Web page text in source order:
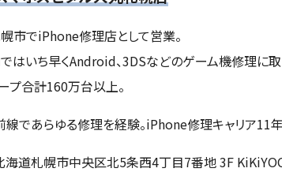
市でiPhone修理店として営業。
はいち早くAndroid、3DSなどのゲーム機修理に取
プ合計160万台以上。
線であらゆる修理を経験。iPhone修理キャリア11
海道札幌市中央区北5条西4丁目7番地 3F